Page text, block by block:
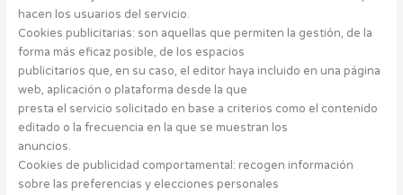
hacen los usuarios del servicio.
Cookies publicitarias: son aquellas que permiten la gestión, de la
forma más eficaz posible, de los espacios
publicitarios que, en su caso, el editor haya incluido en una página
web, aplicación o plataforma desde la que
presta el servicio solicitado en base a criterios como el contenido
editado o la frecuencia en la que se muestran los
anuncios.
Cookies de publicidad comportamental: recogen información
sobre las preferencias y elecciones personales